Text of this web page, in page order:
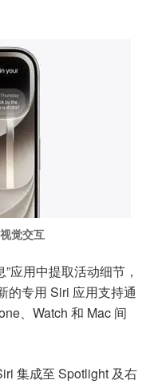
觉交互
”应用中提取活动细节，
的专用 Siri 应用支持通
、Watch 和 Mac 间
集成至 Spotlight 及右